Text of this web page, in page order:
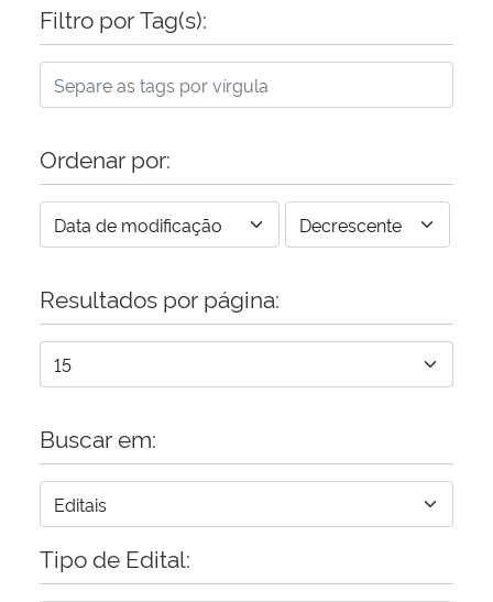
Filtro por Tag(s):
Ordenar por:
Resultados por página:
Buscar em:
Tipo de Edital: